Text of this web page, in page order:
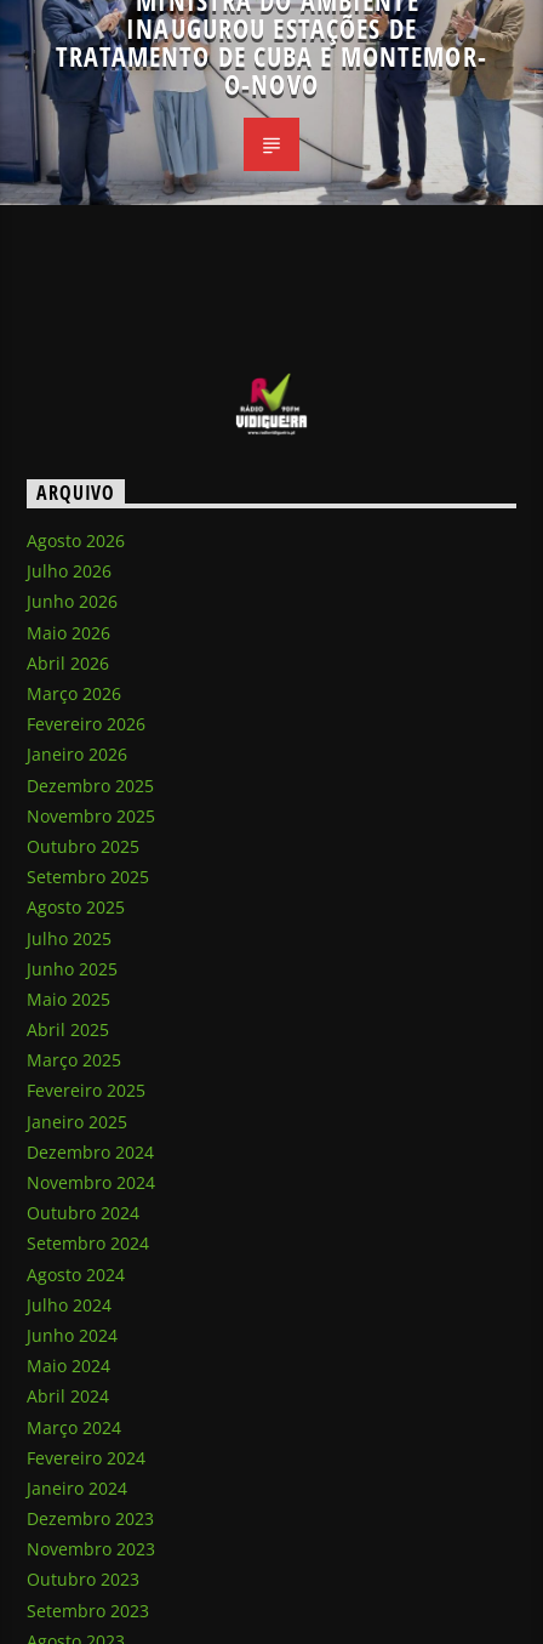
INAUGUROU ESTAÇÕES DE
TRATAMENTO DE CUBA E MONTEMOR-
O-NOVO
ARQUIVO
Agosto 2026
Julho 2026
Junho 2026
Maio 2026
Abril 2026
Março 2026
Fevereiro 2026
Janeiro 2026
Dezembro 2025
Novembro 2025
Outubro 2025
Setembro 2025
Agosto 2025
Julho 2025
Junho 2025
Maio 2025
Abril 2025
Março 2025
Fevereiro 2025
Janeiro 2025
Dezembro 2024
Novembro 2024
Outubro 2024
Setembro 2024
Agosto 2024
Julho 2024
Junho 2024
Maio 2024
Abril 2024
Março 2024
Fevereiro 2024
Janeiro 2024
Dezembro 2023
Novembro 2023
Outubro 2023
Setembro 2023